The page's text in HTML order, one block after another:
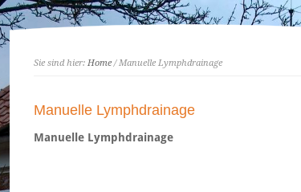
Sie sind hier: Home/ Manuelle Lymphdrainage
Manuelle Lymphdrainage
Manuelle Lymphdrainage